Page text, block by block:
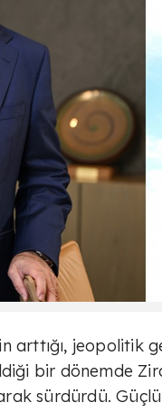
arttığı, jeopolitik
bir dönemde
sürdürdü.